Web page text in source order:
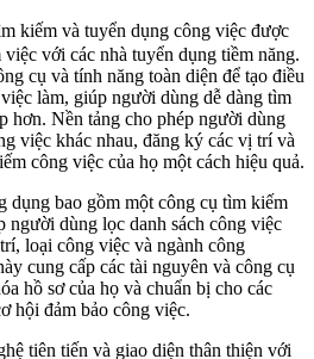
kiếm và tuyển dụng công việc được
với các nhà tuyển dụng tiềm năng.
cụ và tính năng toàn diện để tạo điều
làm, giúp người dùng dễ dàng tìm
hơn. Nền tảng cho phép người dùng
việc khác nhau, đăng ký các vị trí và
công việc của họ một cách hiệu quả.
dụng bao gồm một công cụ tìm kiếm
người dùng lọc danh sách công việc
loại công việc và ngành công
cung cấp các tài nguyên và công cụ
hồ sơ của họ và chuẩn bị cho các
hội đảm bảo công việc.
tiên tiến và giao diện thân thiện với